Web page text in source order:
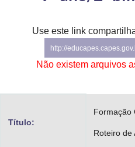
Secretaria de Governo
Gabinete de Segurança Institucional
Use este link
http://
Não existem arquivos
Título:
Formação
Roteiro de